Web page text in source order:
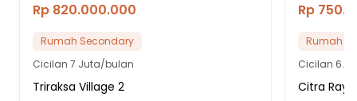
Rp 820.000.000
Rumah Secondary
Cicilan 7 Juta/bulan
Triraksa Village 2
Rp
Rumah
Cicilan 6.4
Citra